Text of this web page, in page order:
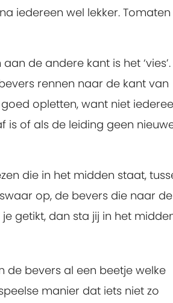
iedereen wel lekker. Tomaten
de andere kant is het
rennen naar de kant van
opletten, want niet
is of als de leiding geen
die in het midden staat,
op, de bevers die naar de
getikt, dan sta jij in het
de bevers al een beetje welke
manier dat iets niet zo